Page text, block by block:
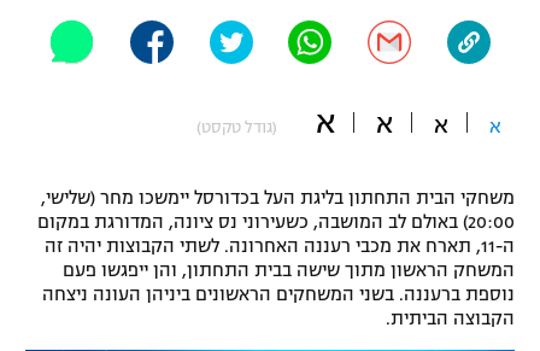
"מחצית בשכונה" – פודקאסט
משתתפים וזוכים בפרסים
תקנון משתתפים וזוכים בפרסים
תקנון עבור פעילות אלקטרה
תקנון עבור פעילות ספורט 1 – "מרלן"
טניס
גיימינג E-Sports
אופניים
ספורט מוטורי
פוטבול אמריקאי NFL
בייסבול MLB
א א א א (גודל טקסט)
משחקי הבית התחתון בליגת העל בכדורסל יימשכו מחר (שלישי,
20:00) באולם לב המושבה, כשעירוני נס ציונה, המדורגת במקום
ה-11, תארח את מכבי רעננה האחרונה. לשתי הקבוצות יהיה זה
המשחק הראשון מתוך שישה בבית התחתון, והן ייפגשו פעם
נוספת ברעננה. בשני המשחקים הראשונים ביניהן העונה ניצחה
הקבוצה הביתית.